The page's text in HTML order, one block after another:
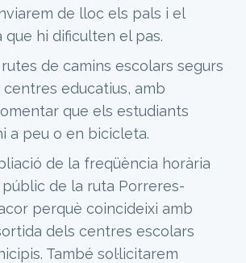
de lloc els pals i el
que hi dificulten el pas.
de camins escolars segurs
educatius, amb
que els estudiants
a peu o en bicicleta.
de la freqüència horària
de la ruta Porreres-
perquè coincideixi amb
dels centres escolars
També sol·licitarem